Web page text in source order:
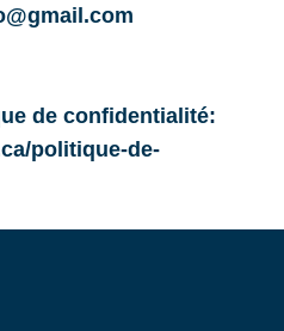
de confidentialité:
politique-de-